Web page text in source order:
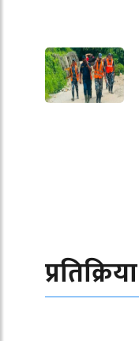
प्रतिक्रिया